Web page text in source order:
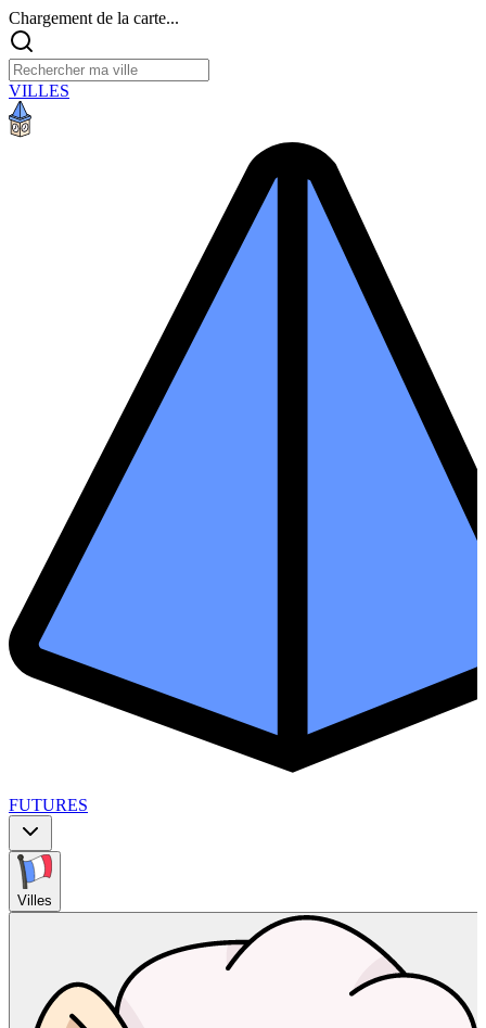
Chargement de la carte...
VILLES
FUTURES
Villes